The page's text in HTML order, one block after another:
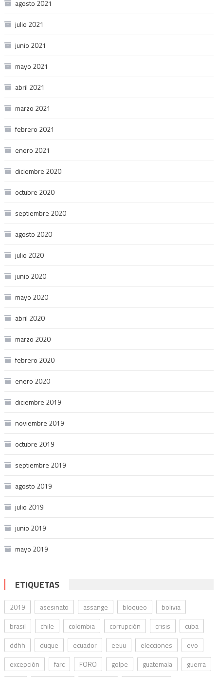
agosto 2021
julio 2021
junio 2021
mayo 2021
abril 2021
marzo 2021
febrero 2021
enero 2021
diciembre 2020
octubre 2020
septiembre 2020
agosto 2020
julio 2020
junio 2020
mayo 2020
abril 2020
marzo 2020
febrero 2020
enero 2020
diciembre 2019
noviembre 2019
octubre 2019
septiembre 2019
agosto 2019
julio 2019
junio 2019
mayo 2019
ETIQUETAS
2019 asesinato assange bloqueo
bolivia
brasil
chile colombia corrupción crisis
cuba
ddhh
duque ecuador eeuu elecciones
evo
excepción
farc FORO golpe guatemala guerra